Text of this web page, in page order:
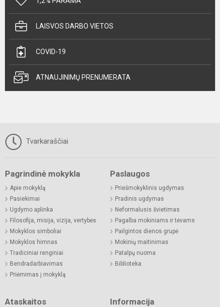
LAISVOS DARBO VIETOS
COVID-19
ATNAUJINIMŲ PRENUMERATA
Tvarkaraščiai
Pagrindinė mokykla
Apie mokyklą
Pasiekimai
Ugdymo aplinka
Filosofija, misija, vizija, vertybės
Mokyklos simboliai
Mokyklos himnas
Tradiciniai renginiai
Bendradarbiavimas
Priėmimas į mokyklą
Paslaugos
Priešmokyklinis ugdymas
Pradinis ugdymas
Neformalusis švietimas
Pagalba mokiniams ir tėvams
Pailgintos dienos grupė
Mokinių maitinimas
Patalpų nuoma
Biblioteka
Ataskaitos Informacija